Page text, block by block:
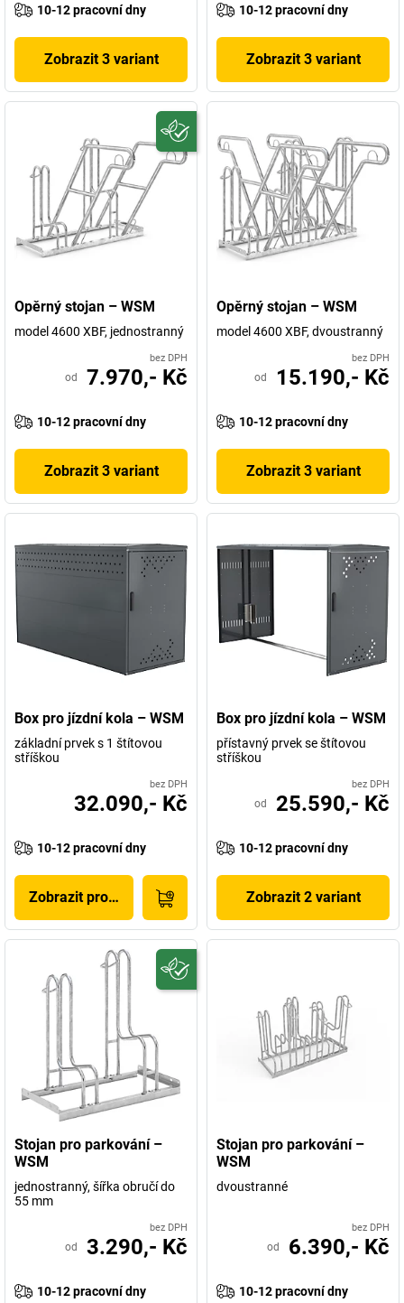
10-12 pracovní dny
Zobrazit 3 variant
10-12 pracovní dny
Zobrazit 3 variant
Opěrný stojan – WSM
model 4600 XBF, jednostranný
bez DPH
od 7.970,- Kč
10-12 pracovní dny
Zobrazit 3 variant
Opěrný stojan – WSM
model 4600 XBF, dvoustranný
bez DPH
od 15.190,- Kč
10-12 pracovní dny
Zobrazit 3 variant
Box pro jízdní kola – WSM
základní prvek s 1 štítovou
stříškou
bez DPH
32.090,- Kč
10-12 pracovní dny
Zobrazit produkt
Box pro jízdní kola – WSM
přístavný prvek se štítovou
stříškou
bez DPH
od 25.590,- Kč
10-12 pracovní dny
Zobrazit 2 variant
Stojan pro parkování –
WSM
jednostranný, šířka obručí do
55 mm
bez DPH
od 3.290,- Kč
10-12 pracovní dny
Stojan pro parkování –
WSM
dvoustranné
bez DPH
od 6.390,- Kč
10-12 pracovní dny